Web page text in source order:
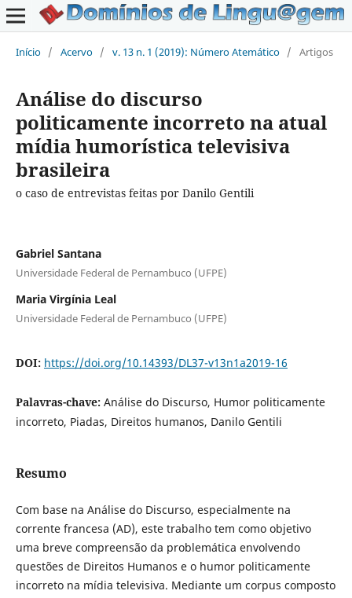
Início / Acervo / v. 13 n. 1 (2019): Número Atemático / Artigos
Análise do discurso
politicamente incorreto na atual
mídia humorística televisiva
brasileira
o caso de entrevistas feitas por Danilo Gentili
Gabriel Santana
Universidade Federal de Pernambuco (UFPE)
Maria Virgínia Leal
Universidade Federal de Pernambuco (UFPE)
DOI: https://doi.org/10.14393/DL37-v13n1a2019-16
Palavras-chave: Análise do Discurso, Humor politicamente
incorreto, Piadas, Direitos humanos, Danilo Gentili
Resumo
Com base na Análise do Discurso, especialmente na
corrente francesa (AD), este trabalho tem como objetivo
uma breve compreensão da problemática envolvendo
questões de Direitos Humanos e o humor politicamente
incorreto na mídia televisiva. Mediante um corpus composto